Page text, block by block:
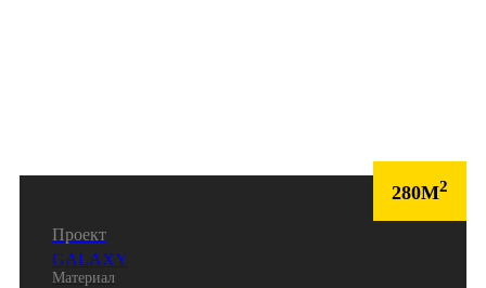
280М2
Проект
GALAXY
Материал